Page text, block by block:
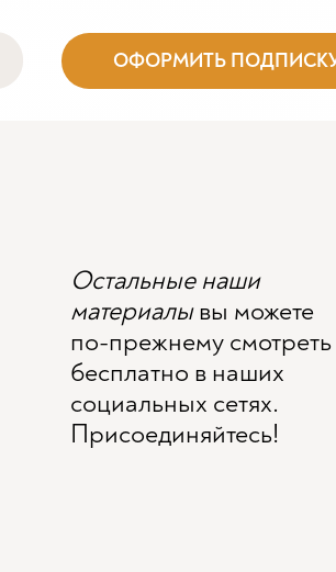
ОФОРМИТЬ
Остальные наши
материалывы можете
по-прежнему смотреть
бесплатно в наших
социальных сетях.
Присоединяйтесь!